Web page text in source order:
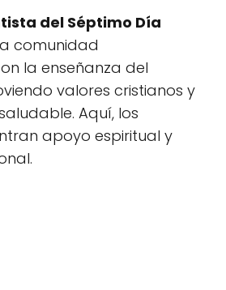
del Séptimo Día
comunidad
la enseñanza del
valores cristianos y
Aquí, los
apoyo espiritual y